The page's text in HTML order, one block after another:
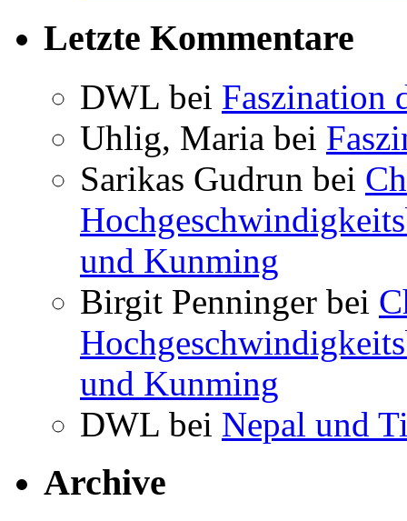
Letzte Kommentare
DWL bei Faszination
Uhlig, Maria bei
Sarikas Gudrun bei
und Kunming
Birgit Penninger bei
und Kunming
DWL bei Nepal und
Archive